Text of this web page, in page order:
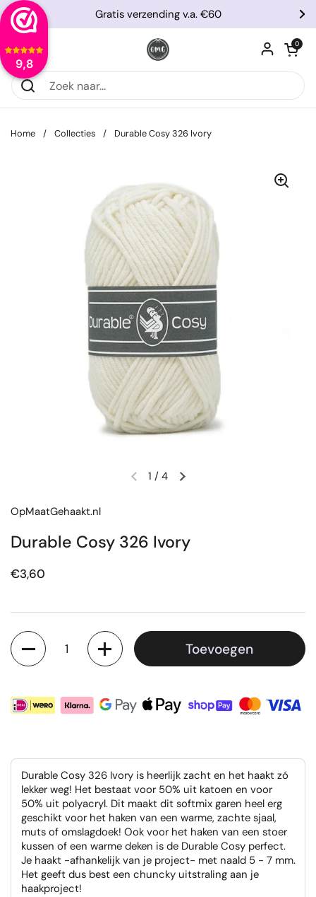
9,8
Ga naar content
Vorige
Gratis verzending v.a. €60
Menu openen
0
Home / Collecties / Durable Cosy 326 Ivory
Vorige diaVolgende dia
1 / 4
OpMaatGehaakt.nl
Durable Cosy 326 Ivory
Prijs:
€3,60
Aantal
Toevoegen
Durable Cosy 326 Ivory is heerlijk zacht en het haakt zó
lekker weg! Het bestaat voor 50% uit katoen en voor
50% uit polyacryl. Dit maakt dit softmix garen heel erg
geschikt voor het haken van een warme, zachte sjaal,
muts of omslagdoek! Ook voor het haken van een stoer
kussen of een warme deken is de Durable Cosy perfect.
Je haakt -afhankelijk van je project- met naald 5 - 7 mm.
Het geeft dus best een chuncky uitstraling aan je
haakproject!